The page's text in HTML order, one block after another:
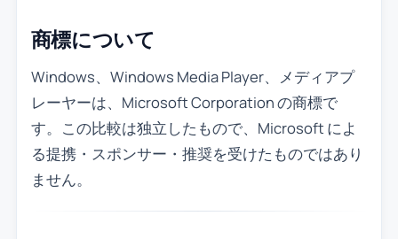
商標について
Windows、Windows Media Player、メディアプ
レーヤーは、Microsoft Corporation の商標で
す。この比較は独立したもので、Microsoft によ
る提携・スポンサー・推奨を受けたものではあり
ません。